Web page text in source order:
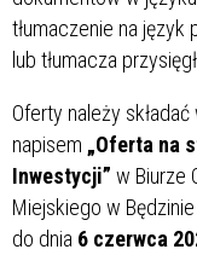
tłumaczenie na język
lub tłumacza
Oferty należy
napisem „Oferta na
Inwestycji” w Biurze
Miejskiego w
do dnia 6 czerwca